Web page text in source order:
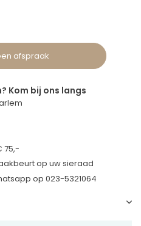
afspraak
Kom bij ons langs
75,-
op uw sieraad
op 023-5321064